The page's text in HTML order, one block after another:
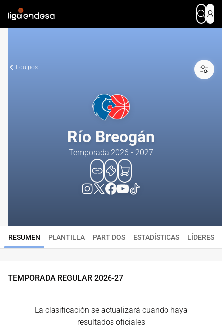
Equipos
Río Breogán
Temporada 2026 - 2027
RESUMEN PLANTILLA PARTIDOS ESTADÍSTICAS LÍDERES
TEMPORADA REGULAR 2026-27
La clasificación se actualizará cuando haya
resultados oficiales